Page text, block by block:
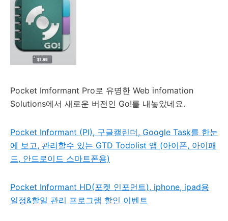
Pocket Imformant Pro로 유명한 Web infomation
Solutions에서 새로운 버전인 Go!를 내놓았네요.
Pocket Informant (PI), 구글캘린더, Google Task를 한눈
에 보고, 관리할수 있는 GTD Todolist 앱 (아이폰, 아이패
드, 안드로이드 스마트폰용)
Pocket Informant HD(포켓 인포먼트), iphone, ipad용
일정&할일 관리 프로그램 할인 이벤트